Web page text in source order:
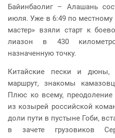
Байинбаолиг – Алашань
июля. Уже в 6:49 по
мастер» взяли старт к
лиазон в 430
назначенную точку.
Китайские пески и дюны,
маршрут, знакомы
Плюс ко всему, преодоление
из козырей российской
доли пути в пустыне Гоби,
в зачете грузовиков